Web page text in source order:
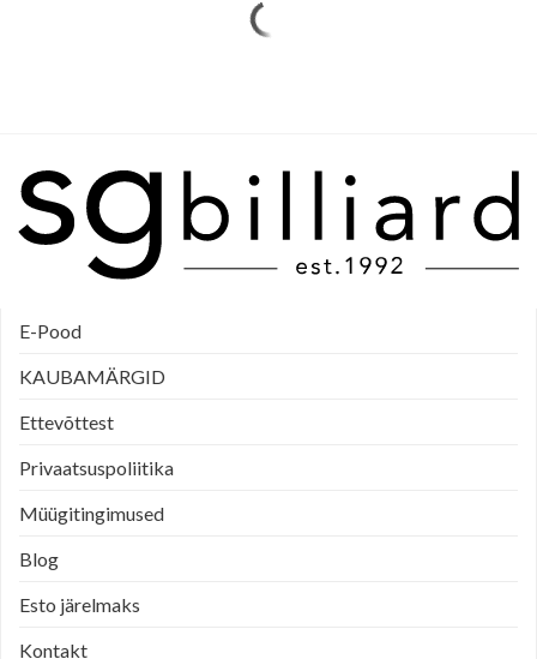
E-Pood
KAUBAMÄRGID
Ettevõttest
Privaatsuspoliitika
Müügitingimused
Blog
Esto järelmaks
Kontakt